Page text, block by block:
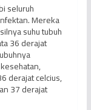
seluruh
Mereka
suhu tubuh
36 derajat
derajat celcius,
37 derajat